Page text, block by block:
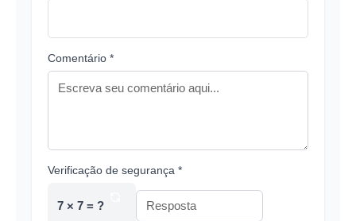
Comentário *
Verificação de segurança *
7 × 7 = ?